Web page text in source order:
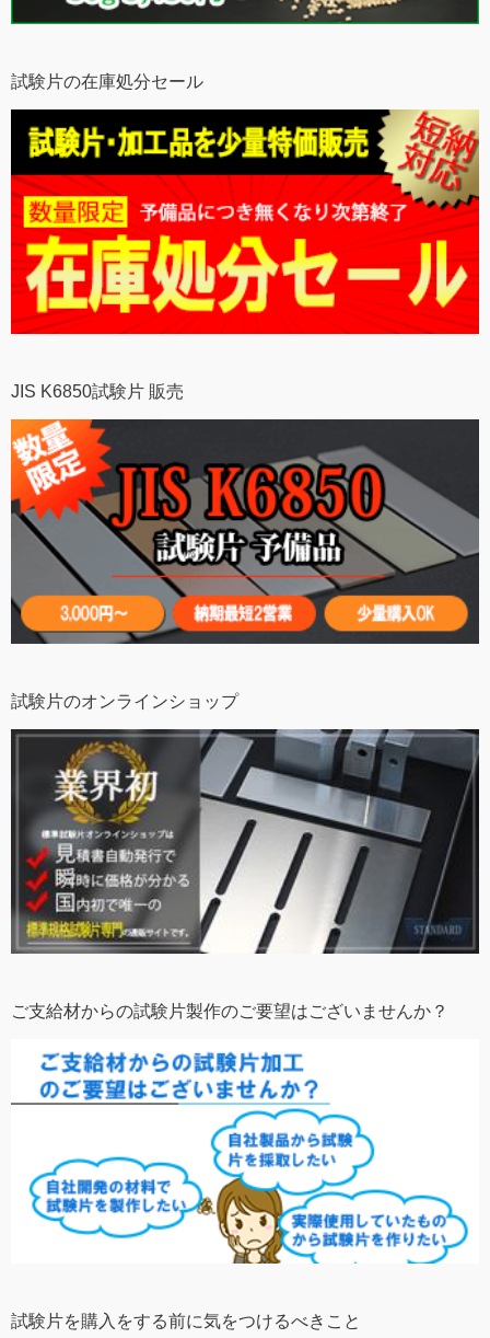
試験片の在庫処分セール
JIS K6850試験片 販売
試験片のオンラインショップ
ご支給材からの試験片製作のご要望はございませんか？
試験片を購入をする前に気をつけるべきこと